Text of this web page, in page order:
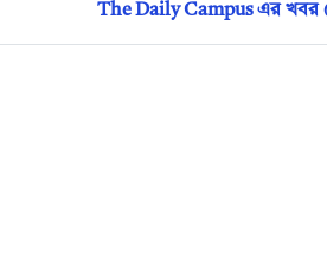
The Daily Campus এর